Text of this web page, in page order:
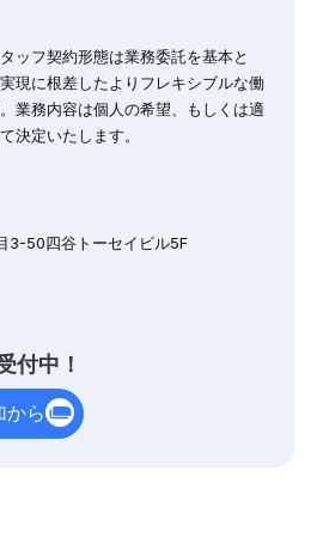
ッフ契約形態は業務委託を基本と
現に根差したよりフレキシブルな働
業務内容は個人の希望、もしくは適
決定いたします。
3-50四谷トーセイビル5F
付中！
から